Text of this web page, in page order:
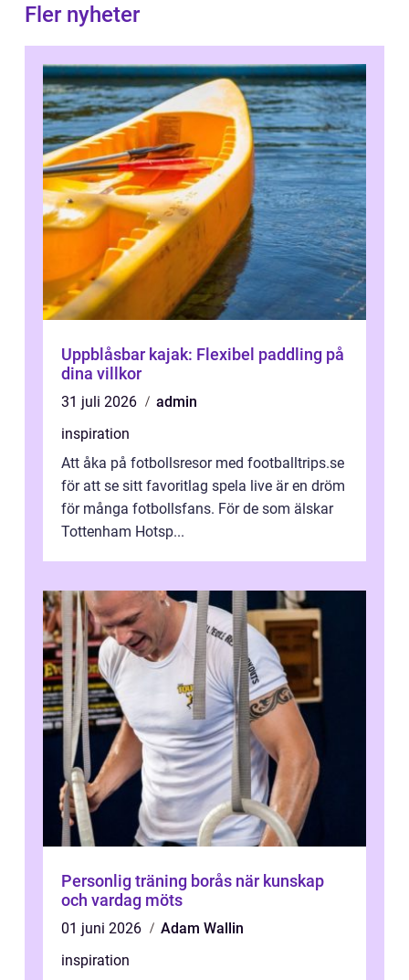
Fler nyheter
Uppblåsbar kajak: Flexibel paddling på
dina villkor
31 juli 2026
admin
inspiration
Att åka på fotbollsresor med footballtrips.se
för att se sitt favoritlag spela live är en dröm
för många fotbollsfans. För de som älskar
Tottenham Hotsp...
Personlig träning borås när kunskap
och vardag möts
01 juni 2026
Adam Wallin
inspiration